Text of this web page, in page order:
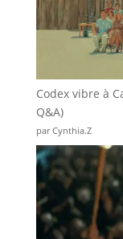
Codex vibre à
Q&A)
par Cynthia.Z